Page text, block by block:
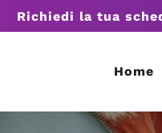
Richiedi la tua
Home